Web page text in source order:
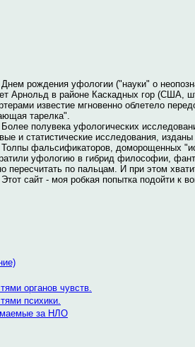
рождения уфологии ("науки" о
Арнольд в районе Каскадных гор (США,
известие мгновенно облетело
тарелка".
полувека уфологических
и статистические исследования,
фальсификаторов, доморощенных
уфологию в гибрид философии,
пересчитать по пальцам. И при этом
сайт - моя робкая попытка подойти к
органов чувств.
психики.
за НЛО